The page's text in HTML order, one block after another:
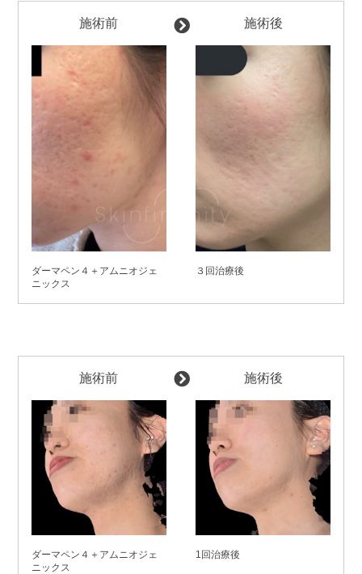
施術前
ダーマペン４＋アムニオジェ
ニックス
施術後
３回治療後
施術前
ダーマペン４＋アムニオジェ
ニックス
施術後
1回治療後